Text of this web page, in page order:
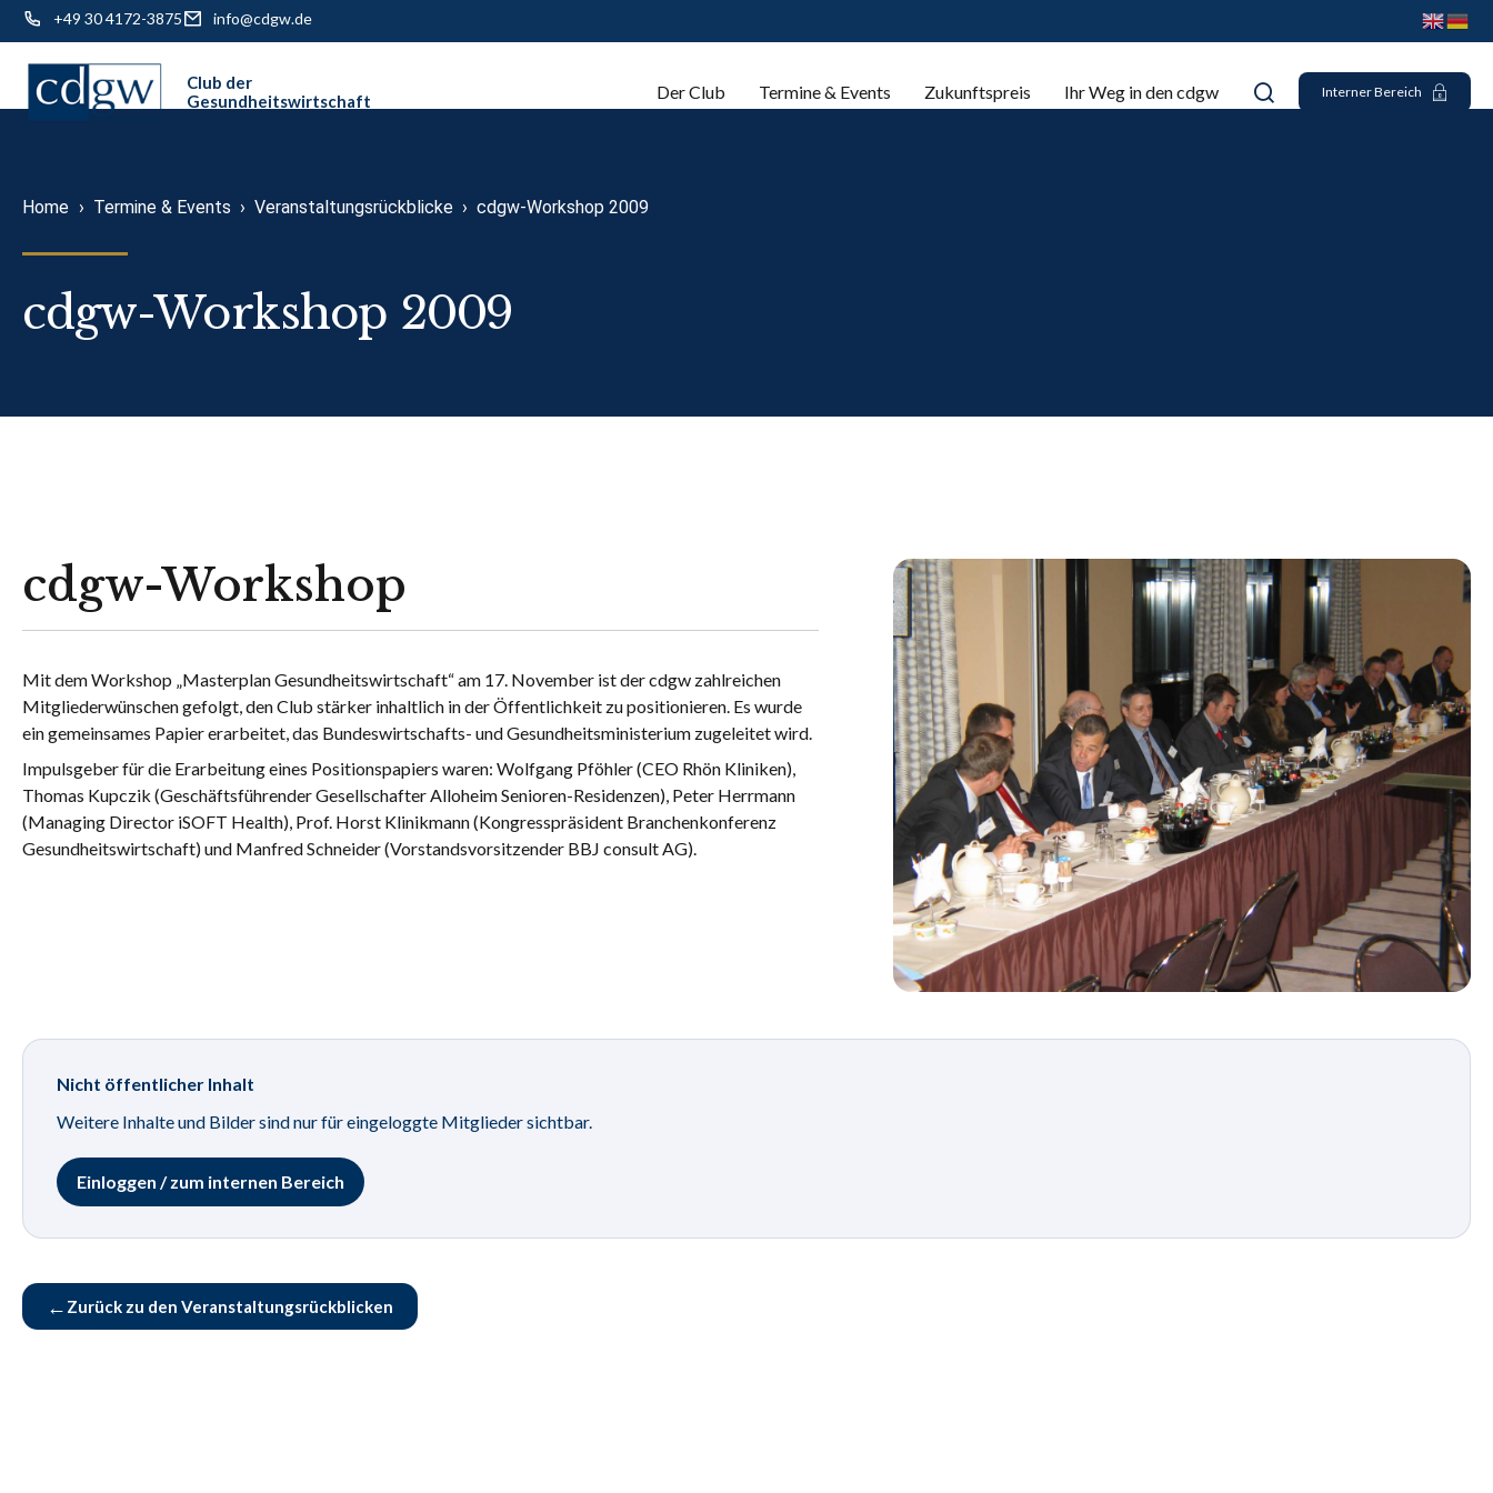
+49 30 4172-3875 info@cdgw.de
Der Club Termine & Events Zukunftspreis Ihr Weg in den cdgw Interner Bereich
Home › Termine & Events › Veranstaltungsrückblicke › cdgw-Workshop 2009
cdgw-Workshop 2009
cdgw-Workshop
Mit dem Workshop „Masterplan Gesundheitswirtschaft“ am 17. November ist der cdgw zahlreichen
Mitgliederwünschen gefolgt, den Club stärker inhaltlich in der Öffentlichkeit zu positionieren. Es wurde
ein gemeinsames Papier erarbeitet, das Bundeswirtschafts- und Gesundheitsministerium zugeleitet wird.
Impulsgeber für die Erarbeitung eines Positionspapiers waren: Wolfgang Pföhler (CEO Rhön Kliniken),
Thomas Kupczik (Geschäftsführender Gesellschafter Alloheim Senioren-Residenzen), Peter Herrmann
(Managing Director iSOFT Health), Prof. Horst Klinikmann (Kongresspräsident Branchenkonferenz
Gesundheitswirtschaft) und Manfred Schneider (Vorstandsvorsitzender BBJ consult AG).
Nicht öffentlicher Inhalt
Weitere Inhalte und Bilder sind nur für eingeloggte Mitglieder sichtbar.
Einloggen / zum internen Bereich
← Zurück zu den Veranstaltungsrückblicken